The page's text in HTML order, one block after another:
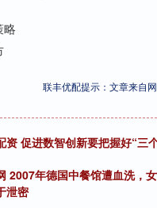
略
联丰优配提示：文章来自
资 促进数智创新要把握好“三
2007年德国中餐馆遭血洗，
泄密